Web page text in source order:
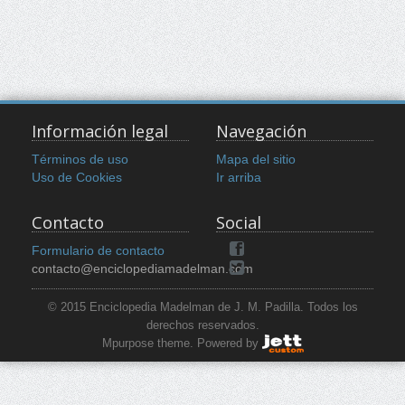
Información legal
Términos de uso
Uso de Cookies
Navegación
Mapa del sitio
Ir arriba
Contacto
Formulario de contacto
contacto@enciclopediamadelman.com
Social
© 2015 Enciclopedia Madelman de J. M. Padilla. Todos los
derechos reservados.
Mpurpose theme. Powered by